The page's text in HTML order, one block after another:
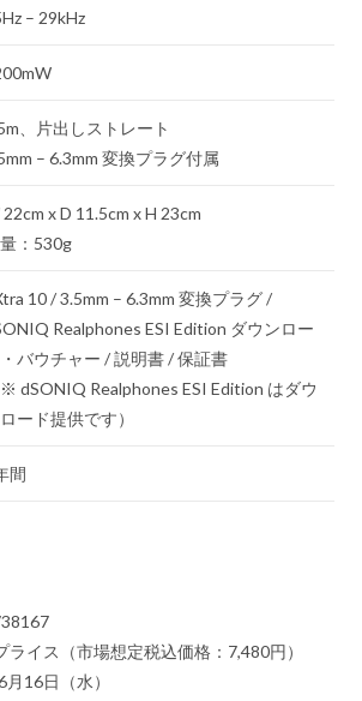
– 29kHz
、片出しストレート
– 6.3mm 変換プラグ付属
x D 11.5cm x H 23cm
：530g
10 / 3.5mm – 6.3mm 変換プラグ /
Realphones ESI Edition ダウンロー
・バウチャー / 説明書 / 保証書
※ dSONIQ Realphones ESI Edition はダウ
ード提供です）
間
ライス（市場想定税込価格：7,480円）
16日（水）